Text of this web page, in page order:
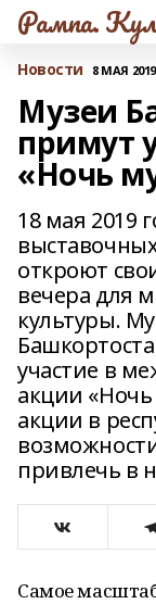
Рампа.
Новости 8 МАЯ
Музеи
примут
«Ночь
18 мая 2019
откроют
вечера для
культуры.
участие в
акции «Ночь
акции в
привлечь в
Самое